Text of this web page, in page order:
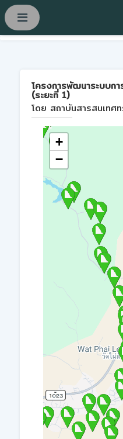
โครงการพัฒนาระบบก
(ระยะที่ 1)
โดย สถาบันสารสนเทศ
+
−